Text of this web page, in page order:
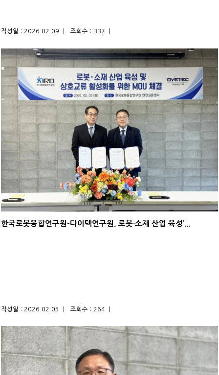
작성일 : 2026.02.09 | 조회수 : 337 |
한국로봇융합연구원-다이텍연구원, 로봇·소재 산업 육성‘...
작성일 : 2026.02.05 | 조회수 : 264 |